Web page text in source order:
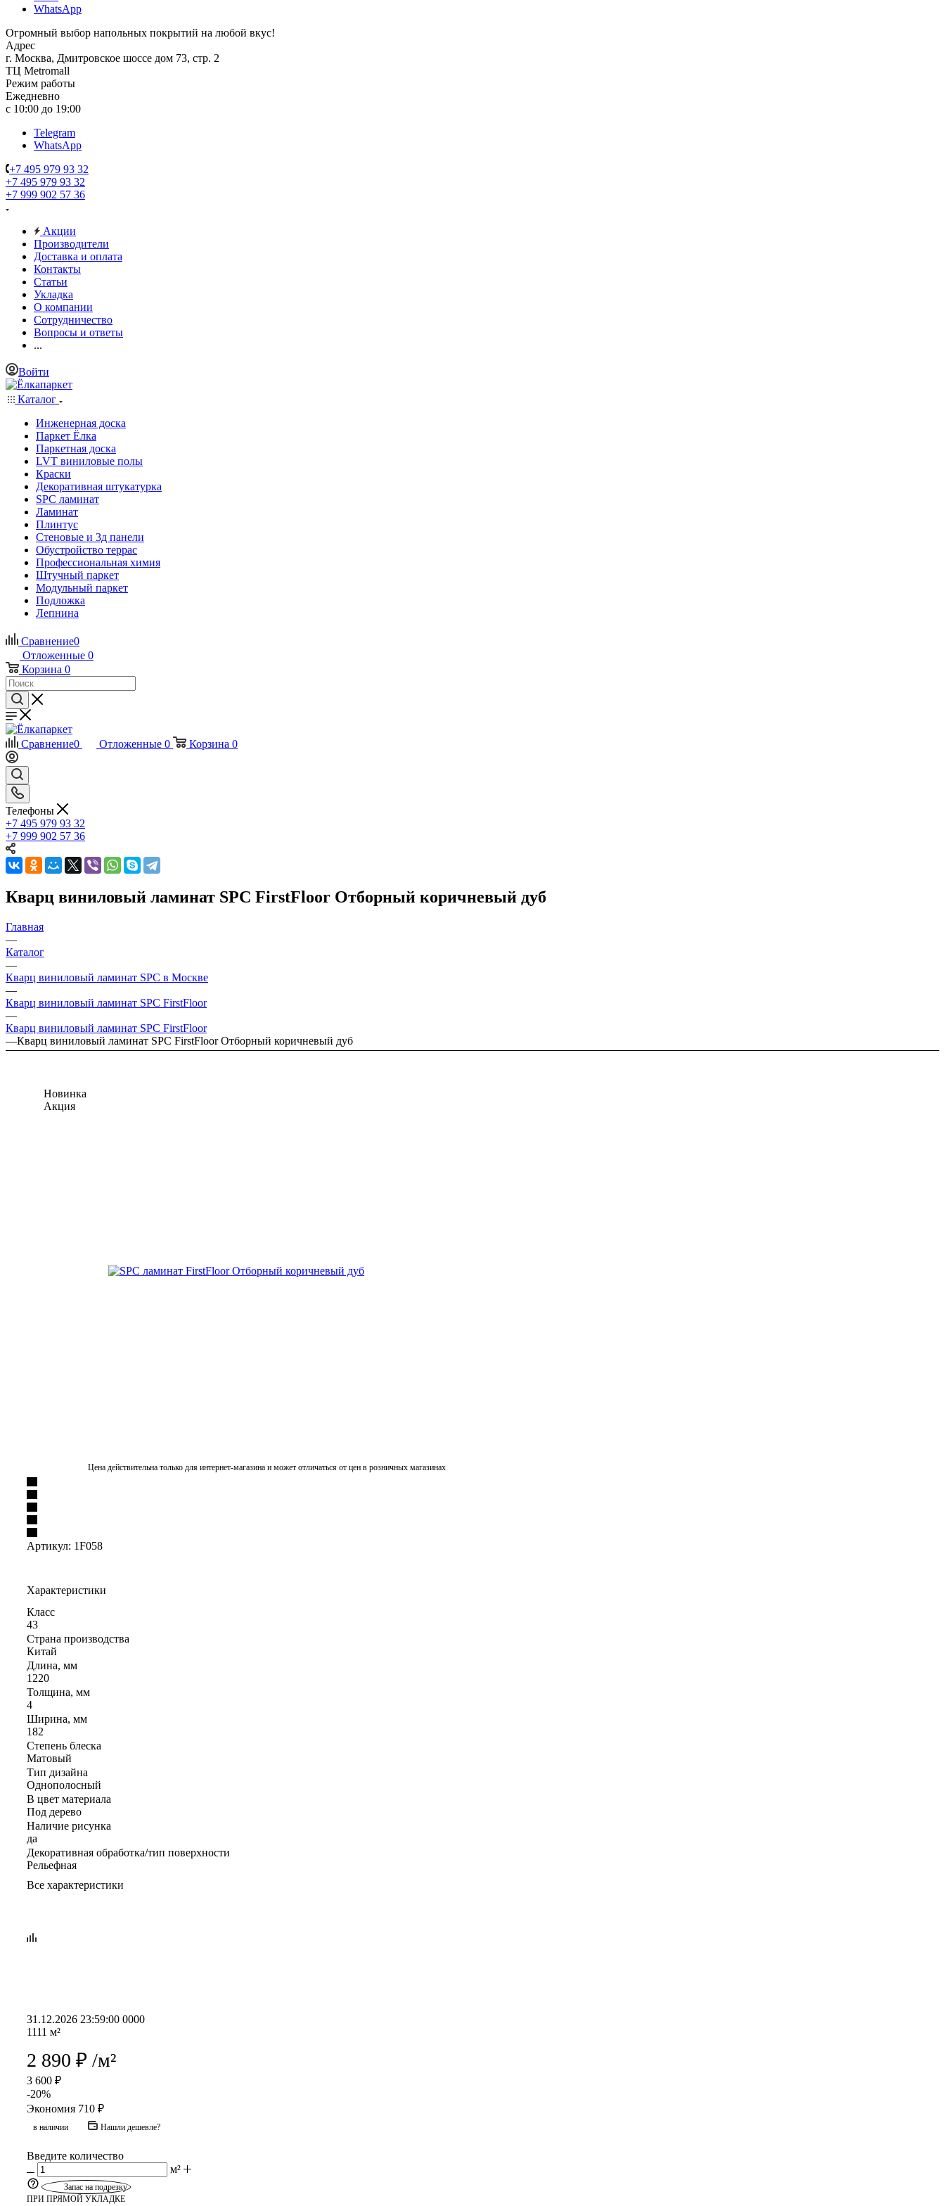
WhatsApp
Огромный выбор напольных покрытий на любой вкус!
Адрес
г. Москва, Дмитровское шоссе дом 73, стр. 2
ТЦ Metromall
Режим работы
Ежедневно
с 10:00 до 19:00
Telegram
WhatsApp
+7 495 979 93 32
+7 495 979 93 32
+7 999 902 57 36
Акции
Производители
Доставка и оплата
Контакты
Статьи
Укладка
О компании
Сотрудничество
Вопросы и ответы
...
Войти
Каталог
Инженерная доска
Паркет Ёлка
Паркетная доска
LVT виниловые полы
Краски
Декоративная штукатурка
SPC ламинат
Ламинат
Плинтус
Стеновые и 3д панели
Обустройство террас
Профессиональная химия
Штучный паркет
Модульный паркет
Подложка
Лепнина
Сравнение0
Отложенные 0
Корзина 0
Сравнение0 Отложенные 0 Корзина 0
Телефоны
+7 495 979 93 32
+7 999 902 57 36
Кварц виниловый ламинат SPC FirstFloor Отборный коричневый дуб
Главная
—
Каталог
—
Кварц виниловый ламинат SPC в Москве
—
Кварц виниловый ламинат SPC FirstFloor
—
Кварц виниловый ламинат SPC FirstFloor
—Кварц виниловый ламинат SPC FirstFloor Отборный коричневый дуб
Новинка
Акция
Цена действительна только для интернет-магазина и может отличаться от цен в розничных магазинах
Артикул: 1F058
Характеристики
Класс
43
Страна производства
Китай
Длина, мм
1220
Толщина, мм
4
Ширина, мм
182
Степень блеска
Матовый
Тип дизайна
Однополосный
В цвет материала
Под дерево
Наличие рисунка
да
Декоративная обработка/тип поверхности
Рельефная
Все характеристики
31.12.2026 23:59:00 0000
1111 м²
2 890 ₽ /м²
3 600 ₽
-20%
Экономия 710 ₽
в наличии Нашли дешевле?
Введите количество
м²
Запас на подрезку
ПРИ ПРЯМОЙ УКЛАДКЕ